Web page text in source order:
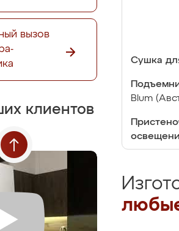
вызов
клиентов
Сушка
Blum